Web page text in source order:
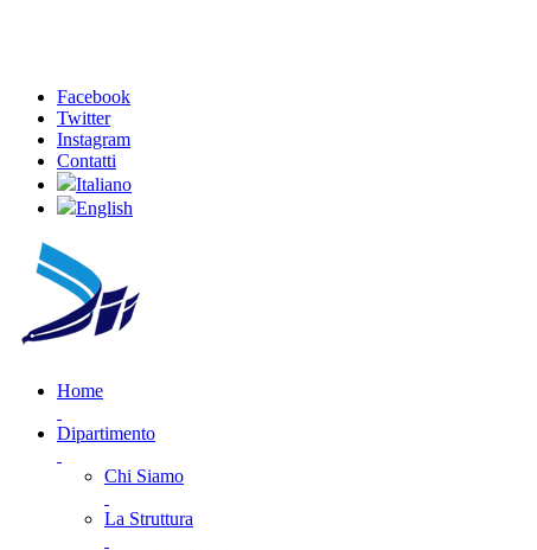
Facebook
Twitter
Instagram
Contatti
Italiano
English
Home
Dipartimento
Chi Siamo
La Struttura